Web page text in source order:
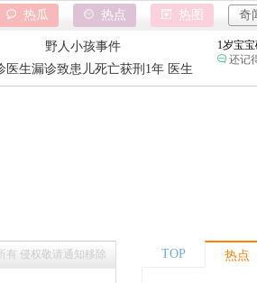
奇
热图
热点
热瓜
野人小孩事件
山西大同订婚强奸案
吉林大爷救助重庆游客
野人小孩事件
医生漏诊致患儿死亡获刑1年 医生
获刑
进入
1岁宝
还记
女子开
河南三
有 侵权敬请通知移除 TOP 热点